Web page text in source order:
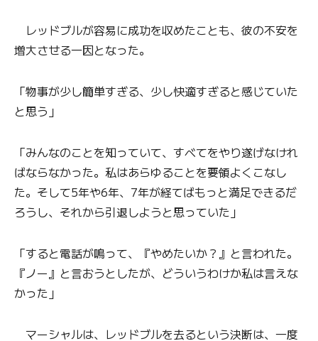
レッドブルが容易に成功を収めたことも、彼の不安を
増大させる一因となった。
「物事が少し簡単すぎる、少し快適すぎると感じていた
と思う」
「みんなのことを知っていて、すべてをやり遂げなけれ
ばならなかった。私はあらゆることを要領よくこなし
た。そして5年や6年、7年が経てばもっと満足できるだ
ろうし、それから引退しようと思っていた」
「すると電話が鳴って、『やめたいか？』と言われた。
『ノー』と言おうとしたが、どういうわけか私は言えな
かった」
マーシャルは、レッドブルを去るという決断は、一度